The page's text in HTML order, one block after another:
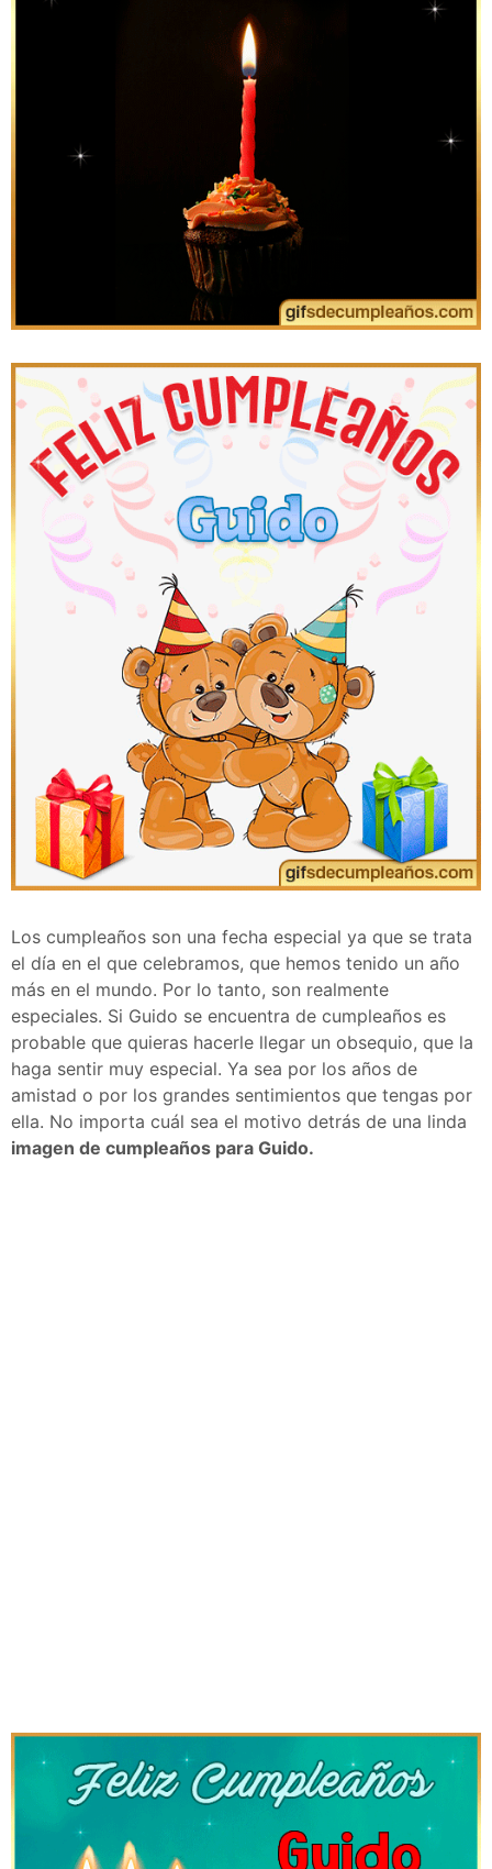
Los cumpleaños son una fecha especial ya que se trata
el día en el que celebramos, que hemos tenido un año
más en el mundo. Por lo tanto, son realmente
especiales. Si Guido se encuentra de cumpleaños es
probable que quieras hacerle llegar un obsequio, que la
haga sentir muy especial. Ya sea por los años de
amistad o por los grandes sentimientos que tengas por
ella. No importa cuál sea el motivo detrás de una linda
imagen de cumpleaños para Guido.